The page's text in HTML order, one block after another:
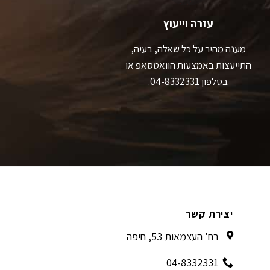
המוצר
עזרה וייעוץ
מענה מהיר על כל שאלה, בעיה,
התייעצות באמצעות הוואטסאפ או
בטלפון 04-8332331.
יצירת קשר
רח' העצמאות 53, חיפה
04-8332331